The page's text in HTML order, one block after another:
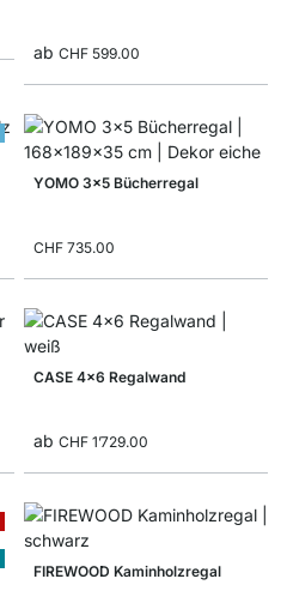
ab CHF 599.00
YOMO 3x5 Bücherregal
CHF 735.00
CASE 4x6 Regalwand
ab CHF 1’729.00
FIREWOOD Kaminholzregal